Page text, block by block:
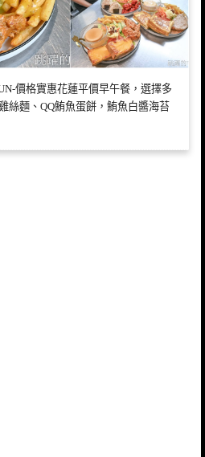
價格實惠花蓮平價早午餐，選擇多
絲麵、QQ鮪魚蛋餅，鮪魚白醬海苔